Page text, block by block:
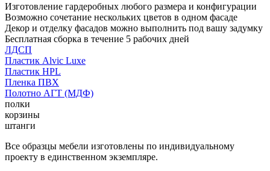
Изготовление гардеробных любого размера и конфигурации
Возможно сочетание нескольких цветов в одном фасаде
Декор и отделку фасадов можно выполнить под вашу задумку
Бесплатная сборка в течение 5 рабочих дней
ЛДСП
Пластик Alvic Luxe
Пластик HPL
Пленка ПВХ
Полотно АГТ (МДФ)
полки
корзины
штанги
Все образцы мебели изготовлены по индивидуальному
проекту в единственном экземпляре.